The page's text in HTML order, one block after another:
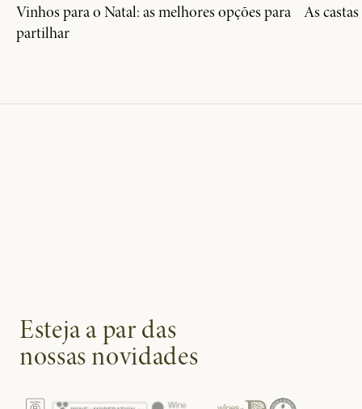
Vinhos para o Natal: as melhores opções para
partilhar
As
Esteja a par das
nossas novidades